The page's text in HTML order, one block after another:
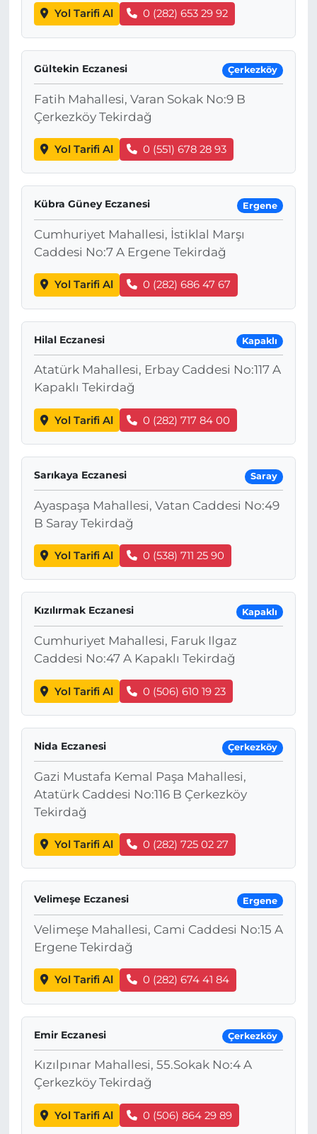
Yol Tarifi Al 0 (282) 653 29 92
Gültekin Eczanesi Çerkezköy
Fatih Mahallesi, Varan Sokak No:9 B
Çerkezköy Tekirdağ
Yol Tarifi Al 0 (551) 678 28 93
Kübra Güney Eczanesi Ergene
Cumhuriyet Mahallesi, İstiklal Marşı
Caddesi No:7 A Ergene Tekirdağ
Yol Tarifi Al 0 (282) 686 47 67
Hilal Eczanesi Kapaklı
Atatürk Mahallesi, Erbay Caddesi No:117 A
Kapaklı Tekirdağ
Yol Tarifi Al 0 (282) 717 84 00
Sarıkaya Eczanesi Saray
Ayaspaşa Mahallesi, Vatan Caddesi No:49
B Saray Tekirdağ
Yol Tarifi Al 0 (538) 711 25 90
Kızılırmak Eczanesi Kapaklı
Cumhuriyet Mahallesi, Faruk Ilgaz
Caddesi No:47 A Kapaklı Tekirdağ
Yol Tarifi Al 0 (506) 610 19 23
Nida Eczanesi Çerkezköy
Gazi Mustafa Kemal Paşa Mahallesi,
Atatürk Caddesi No:116 B Çerkezköy
Tekirdağ
Yol Tarifi Al 0 (282) 725 02 27
Velimeşe Eczanesi Ergene
Velimeşe Mahallesi, Cami Caddesi No:15 A
Ergene Tekirdağ
Yol Tarifi Al 0 (282) 674 41 84
Emir Eczanesi Çerkezköy
Kızılpınar Mahallesi, 55.Sokak No:4 A
Çerkezköy Tekirdağ
Yol Tarifi Al 0 (506) 864 29 89